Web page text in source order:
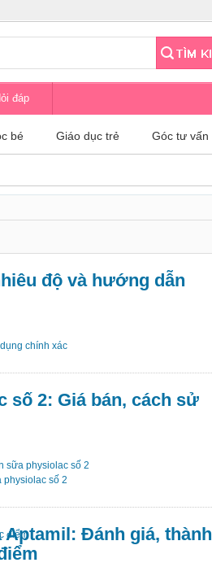
đáp
bé Giáo dục trẻ Góc tư vấn
độ và hướng dẫn
chính xác
số 2: Giá bán, cách sử
sữa physiolac số 2
physiolac số 2
Đánh giá, thành